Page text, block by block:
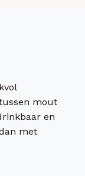
mout
en
met